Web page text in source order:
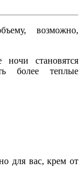
возможно,
становятся
более теплые
для вас, крем от